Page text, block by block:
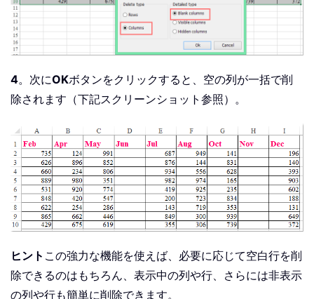
4。次にOKボタンをクリックすると、空の列が一括で削
除されます（下記スクリーンショット参照）。
ヒント この強力な機能を使えば、必要に応じて空白行を削
除できるのはもちろん、表示中の列や行、さらには非表示
の列や行も簡単に削除できます。